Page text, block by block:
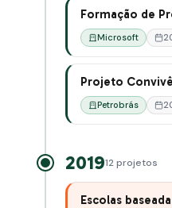
Formação de
Microsoft
Projeto
Petrobrás
201912 projetos
Escolas